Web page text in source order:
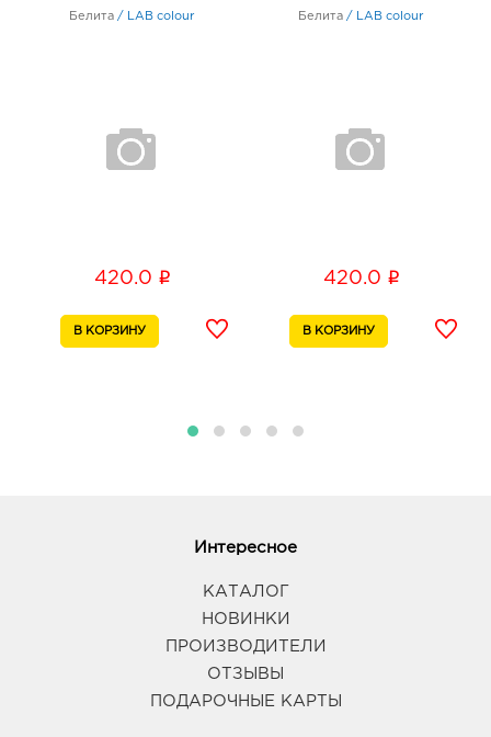
Липецк Л Сити: 343.0 руб.
Белгород-Строитель Линия: 343.0 руб.
Строитель, ул 5 Августа, д. 28
График работы:
10:00 - 20:00
Белита / LAB colour
420.0 i
Белита / LAB colour
420.0 i
Интересное
КАТАЛОГ
НОВИНКИ
ПРОИЗВОДИТЕЛИ
ОТЗЫВЫ
ПОДАРОЧНЫЕ КАРТЫ